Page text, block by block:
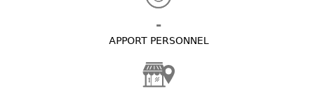
-
APPORT PERSONNEL